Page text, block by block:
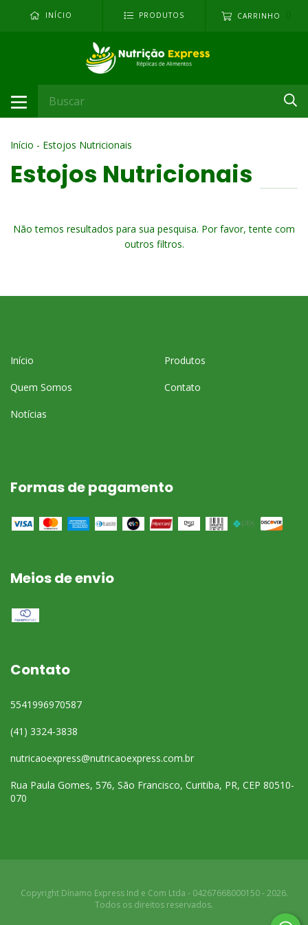
INÍCIO PRODUTOS CARRINHO
Início - Estojos Nutricionais
Estojos Nutricionais
Não temos resultados para sua pesquisa. Por favor, tente com
outros filtros.
Início Produtos
Quem Somos Contato
Notícias
Formas de pagamento
Meios de envio
Contato
5541996970587
(41) 3324-3838
nutricaoexpress@nutricaoexpress.com.br
Rua Paula Gomes, 576, São Francisco, Curitiba, PR, CEP 80510-
070
Copyright Dínamo Express Ind e Com Ltda - 04267668000150 - 2026.
Todos os direitos reservados.